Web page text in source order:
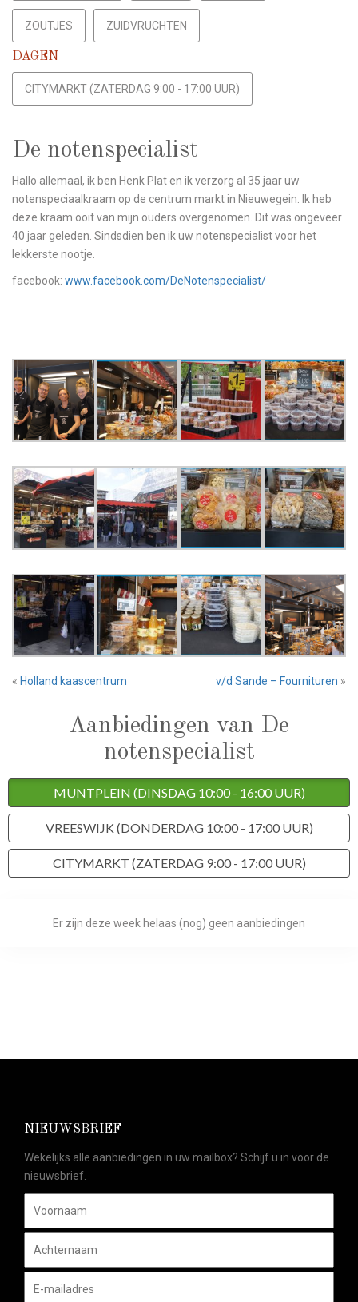
ZOUTJES ZUIDVRUCHTEN
DAGEN
CITYMARKT (ZATERDAG 9:00 - 17:00 UUR)
De notenspecialist
Hallo allemaal, ik ben Henk Plat en ik verzorg al 35 jaar uw
notenspeciaalkraam op de centrum markt in Nieuwegein. Ik heb
deze kraam ooit van mijn ouders overgenomen. Dit was ongeveer
40 jaar geleden. Sindsdien ben ik uw notenspecialist voor het
lekkerste nootje.
facebook: www.facebook.com/DeNotenspecialist/
« Holland kaascentrum v/d Sande – Fournituren »
Aanbiedingen van De
notenspecialist
MUNTPLEIN (DINSDAG 10:00 - 16:00 UUR)
VREESWIJK (DONDERDAG 10:00 - 17:00 UUR)
CITYMARKT (ZATERDAG 9:00 - 17:00 UUR)
Er zijn deze week helaas (nog) geen aanbiedingen
NIEUWSBRIEF
Wekelijks alle aanbiedingen in uw mailbox? Schijf u in voor de
nieuwsbrief.